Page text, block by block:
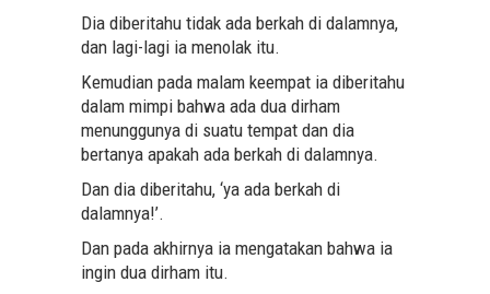
Dia diberitahu tidak ada berkah di dalamnya,
dan lagi-lagi ia menolak itu.
Kemudian pada malam keempat ia diberitahu
dalam mimpi bahwa ada dua dirham
menunggunya di suatu tempat dan dia
bertanya apakah ada berkah di dalamnya.
Dan dia diberitahu, ‘ya ada berkah di
dalamnya!’.
Dan pada akhirnya ia mengatakan bahwa ia
ingin dua dirham itu.